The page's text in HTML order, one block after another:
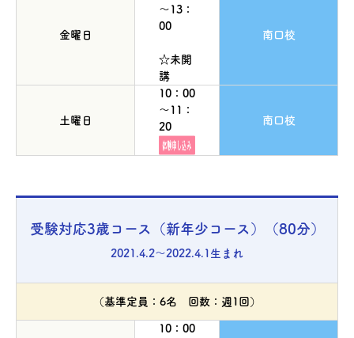
金曜日
～13：
00
☆未開
講
南口校
土曜日
10：00
～11：
20
南口校
受験対応3歳コース（新年少コース）（80分）
2021.4.2～2022.4.1生まれ
（基準定員：6名 回数：週1回）
10：00